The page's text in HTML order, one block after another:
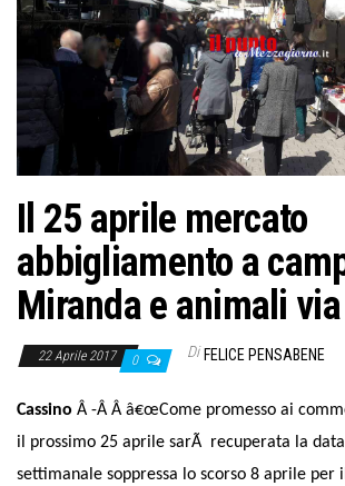
Il 25 aprile mercato
abbigliamento a
Miranda e animali
22 Aprile 2017 0 Di FELICE PENSABENE
Cassino Â -Â Â â€œCome promesso ai
il prossimo 25 aprile sarÃ recuperata la
settimanale soppressa lo scorso 8 aprile per